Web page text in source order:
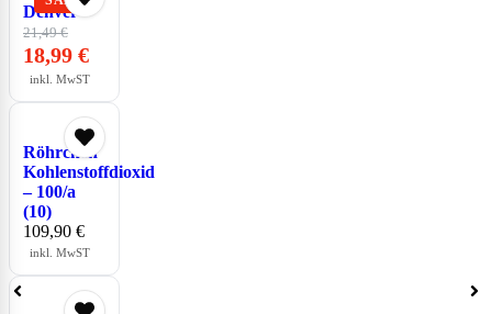
Denver
21,49€
18,99 €
inkl. MwST
Röhrchen
Kohlenstoffdioxid
– 100/a
(10)
109,90 €
inkl. MwST